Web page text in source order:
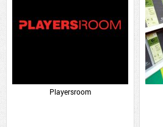
Playersroom